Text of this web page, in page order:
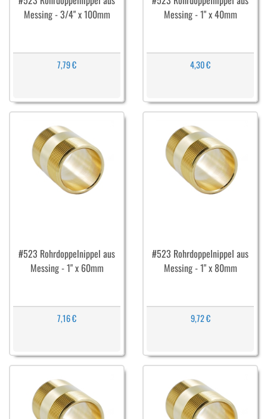
Messing - 3/4" x 100mm
7,79 €
Messing - 1" x 40mm
4,30 €
#523 Rohrdoppelnippel aus
Messing - 1" x 60mm
7,16 €
#523 Rohrdoppelnippel aus
Messing - 1" x 80mm
9,72 €